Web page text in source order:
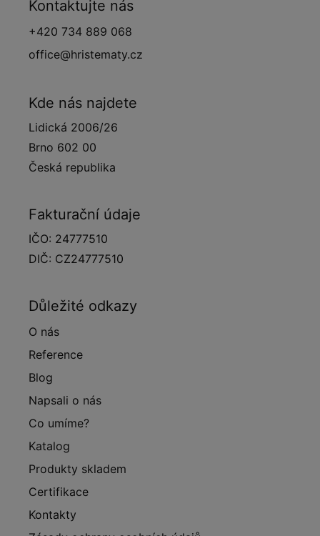
Kontaktujte nás
+420 734 889 068
office@hristematy.cz
Kde nás najdete
Lidická 2006/26
Brno 602 00
Česká republika
Fakturační údaje
IČO: 24777510
DIČ: CZ24777510
Důležité odkazy
O nás
Reference
Blog
Napsali o nás
Co umíme?
Katalog
Produkty skladem
Certifikace
Kontakty